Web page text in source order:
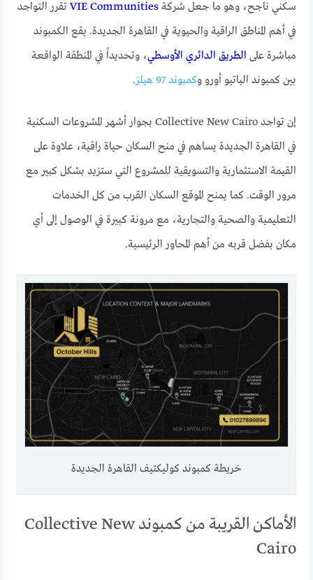
سكني ناجح، وهو ما جعل شركةVIE Communities تقرر التواجد
في أهم المناطق الراقية والحيوية في القاهرة الجديدة. يقع الكمبوند
مباشرة على الطريق الدائري الأوسطي، وتحديداً في المنطقة الواقعة
بين كمبوند الباتيو أورو وكمبوند 97 هيلز .
إن تواجد Collective New Cairo بجوار أشهر المشروعات السكنية
في القاهرة الجديدة يساهم في منح السكان حياة راقية، علاوة على
القيمة الاستثمارية والتسويقية للمشروع التي ستزيد بشكل كبير مع
مرور الوقت. كما يمنح الموقع السكان القرب من كل الخدمات
التعليمية والصحية والتجارية، مع مرونة كبيرة في الوصول إلى أي
مكان بفضل قربه من أهم المحاور الرئيسية.
خريطة كمبوند كوليكتيف القاهرة الجديدة
الأماكن القريبة من كمبوند Collective New
Cairo